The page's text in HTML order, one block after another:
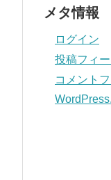
メタ情報
ログイン
投稿フィ
コメント